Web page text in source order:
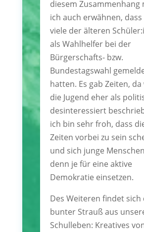
diesem Zusammenhang
ich auch erwähnen, dass
viele der älteren
als Wahlhelfer bei der
Bürgerschafts- bzw.
Bundestagswahl
hatten. Es gab Zeiten,
die Jugend eher als
desinteressiert
ich bin sehr froh, dass
Zeiten vorbei zu sein
und sich junge
denn je für eine aktive
Demokratie einsetzen.
Des Weiteren findet sich
bunter Strauß aus
Schulleben: Kreatives